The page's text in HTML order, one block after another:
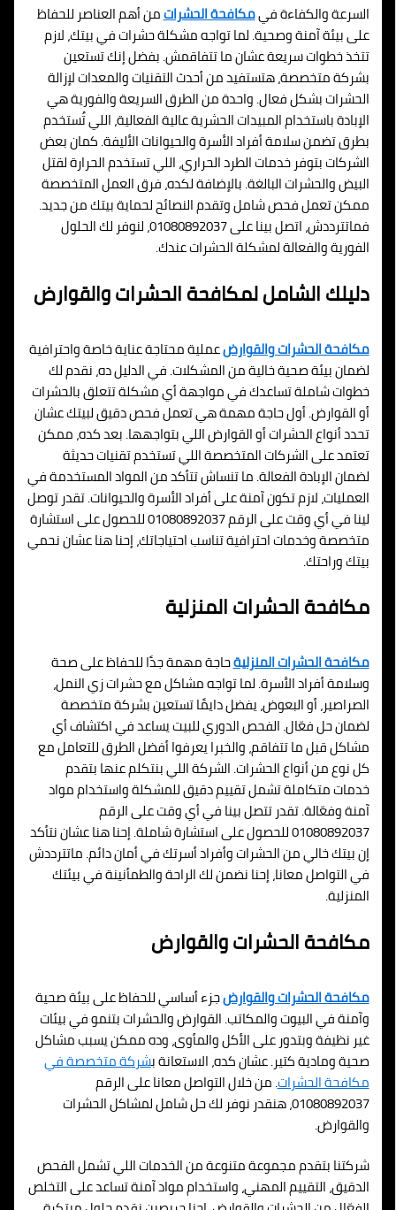
السرعة والكفاءة فيمكافحة الحشراتمن أهم العناصر للحفاظ
على بيئة آمنة وصحية. لما تواجه مشكلة حشرات في بيتك، لازم
تتخذ خطوات سريعة عشان ما تتفاقمش. بفضل إنك تستعين
بشركة متخصصة، هتستفيد من أحدث التقنيات والمعدات لإزالة
الحشرات بشكل فعال. واحدة من الطرق السريعة والفورية هي
الإبادة باستخدام المبيدات الحشرية عالية الفعالية، اللي تُستخدم
بطرق تضمن سلامة أفراد الأسرة والحيوانات الأليفة. كمان بعض
الشركات بتوفر خدمات الطرد الحراري، اللي تستخدم الحرارة لقتل
البيض والحشرات البالغة. بالإضافة لكده، فرق العمل المتخصصة
ممكن تعمل فحص شامل وتقدم النصائح لحماية بيتك من جديد.
فماتترددش، اتصل بينا على 01080892037، لنوفر لك الحلول
الفورية والفعالة لمشكلة الحشرات عندك.
دليلك الشامل لمكافحة الحشرات والقوارض
مكافحة الحشرات والقوارضعملية محتاجة عناية خاصة واحترافية
لضمان بيئة صحية خالية من المشكلات. في الدليل ده، نقدم لك
خطوات شاملة تساعدك في مواجهة أي مشكلة تتعلق بالحشرات
أو القوارض. أول حاجة مهمة هي تعمل فحص دقيق لبيتك عشان
تحدد أنواع الحشرات أو القوارض اللي بتواجهها. بعد كده، ممكن
تعتمد على الشركات المتخصصة اللي تستخدم تقنيات حديثة
لضمان الإبادة الفعالة. ما تنساش تتأكد من المواد المستخدمة في
العمليات، لازم تكون آمنة على أفراد الأسرة والحيوانات. تقدر توصل
لينا في أي وقت على الرقم 01080892037 للحصول على استشارة
متخصصة وخدمات احترافية تناسب احتياجاتك، إحنا هنا عشان نحمي
بيتك وراحتك.
مكافحة الحشرات المنزلية
مكافحة الحشرات المنزليةحاجة مهمة جدًا للحفاظ على صحة
وسلامة أفراد الأسرة. لما تواجه مشاكل مع حشرات زي النمل،
الصراصير، أو البعوض، يفضل دايمًا تستعين بشركة متخصصة
لضمان حل فعّال. الفحص الدوري للبيت يساعد في اكتشاف أي
مشاكل قبل ما تتفاقم، والخبرا يعرفوا أفضل الطرق للتعامل مع
كل نوع من أنواع الحشرات. الشركة اللي بنتكلم عنها بتقدم
خدمات متكاملة تشمل تقييم دقيق للمشكلة واستخدام مواد
آمنة وفعّالة. تقدر تتصل بينا في أي وقت على الرقم
01080892037 للحصول على استشارة شاملة. إحنا هنا عشان نتأكد
إن بيتك خالي من الحشرات وأفراد أسرتك في أمان دائم. ماتترددش
في التواصل معانا، إحنا نضمن لك الراحة والطمأنينة في بيئتك
المنزلية.
مكافحة الحشرات والقوارض
مكافحة الحشرات والقوارضجزء أساسي للحفاظ على بيئة صحية
وآمنة في البيوت والمكاتب. القوارض والحشرات بتنمو في بيئات
غير نظيفة وبتدور على الأكل والمأوى، وده ممكن يسبب مشاكل
صحية ومادية كتير. عشان كده، الاستعانة بشركة متخصصة في
مكافحة الحشرات. من خلال التواصل معانا على الرقم
01080892037، هنقدر نوفر لك حل شامل لمشاكل الحشرات
والقوارض.
شركتنا بتقدم مجموعة متنوعة من الخدمات اللي تشمل الفحص
الدقيق، التقييم المهني، واستخدام مواد آمنة تساعد على التخلص